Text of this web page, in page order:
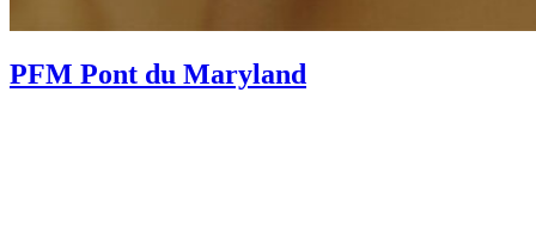
PFM Pont du Maryland